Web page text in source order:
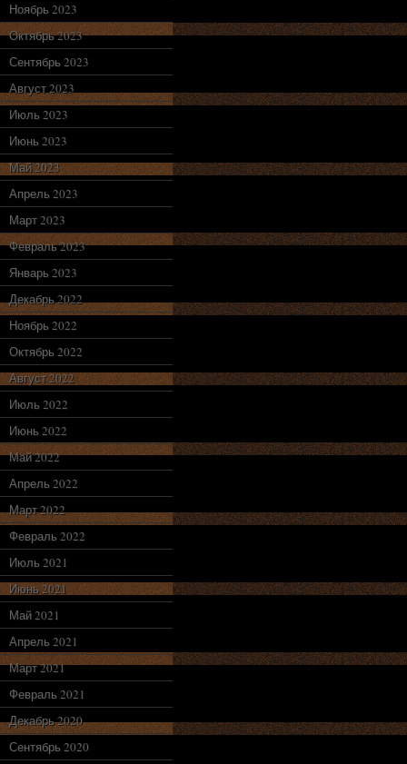
Ноябрь 2023
Октябрь 2023
Сентябрь 2023
Август 2023
Июль 2023
Июнь 2023
Май 2023
Апрель 2023
Март 2023
Февраль 2023
Январь 2023
Декабрь 2022
Ноябрь 2022
Октябрь 2022
Август 2022
Июль 2022
Июнь 2022
Май 2022
Апрель 2022
Март 2022
Февраль 2022
Июль 2021
Июнь 2021
Май 2021
Апрель 2021
Март 2021
Февраль 2021
Декабрь 2020
Сентябрь 2020